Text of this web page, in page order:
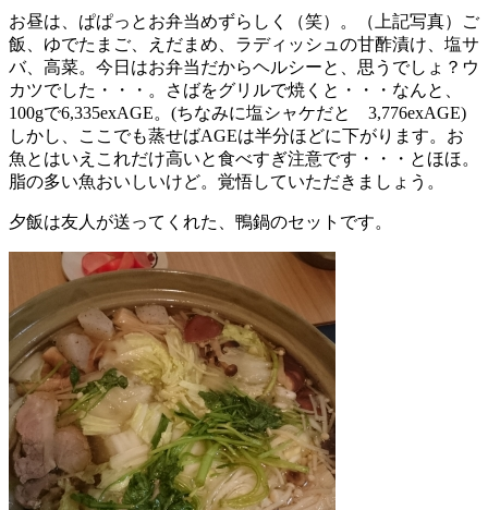
お昼は、ぱぱっとお弁当めずらしく（笑）。（上記写真）ご
飯、ゆでたまご、えだまめ、ラディッシュの甘酢漬け、塩サ
バ、高菜。今日はお弁当だからヘルシーと、思うでしょ？ウ
カツでした・・・。さばをグリルで焼くと・・・なんと、
100gで6,335exAGE。(ちなみに塩シャケだと 3,776exAGE)
しかし、ここでも蒸せばAGEは半分ほどに下がります。お
魚とはいえこれだけ高いと食べすぎ注意です・・・とほほ。
脂の多い魚おいしいけど。覚悟していただきましょう。
夕飯は友人が送ってくれた、鴨鍋のセットです。